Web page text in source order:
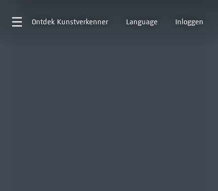
Ontdek Kunstverkenner Language Inloggen